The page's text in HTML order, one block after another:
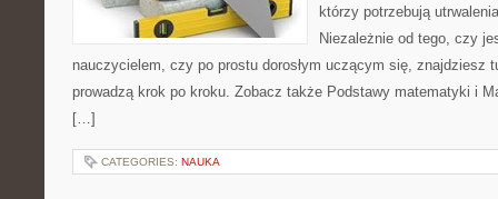
którzy potrzebują
Niezależnie od tego, czy
nauczycielem, czy po prostu dorosłym uczącym się, znajdziesz
prowadzą krok po kroku. Zobacz także Podstawy matematyki i
[…]
CATEGORIES: NAUKA